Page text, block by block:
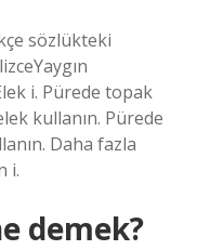
sözlükteki
i. Pürede topak
kullanın. Pürede
Daha fazla
i.
demek?